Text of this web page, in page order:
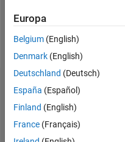
Follow
Abzeichen
Raul's
Abzeichen
Europa
Belgium (English)
Denmark (English)
Deutschland (Deutsch)
España (Español)
Finland (English)
France (Français)